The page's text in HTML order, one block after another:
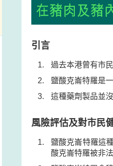
引言
過去本港曾有市
鹽酸克崙特羅是
這種藥劑製品並
風險評估及對市民
鹽酸克崙特羅這
酸克崙特羅被非